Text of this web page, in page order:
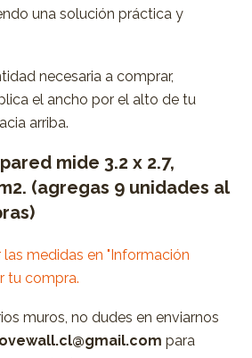
una solución práctica y
necesaria a comprar,
el ancho por el alto de tu
arriba.
mide 3.2 x 2.7,
(agregas 9 unidades al
las medidas en "Información
tu compra.
muros, no dudes en enviarnos
para